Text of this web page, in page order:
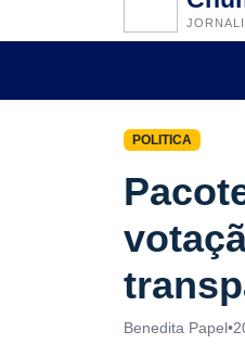
POLITICA
Benedita Papel•